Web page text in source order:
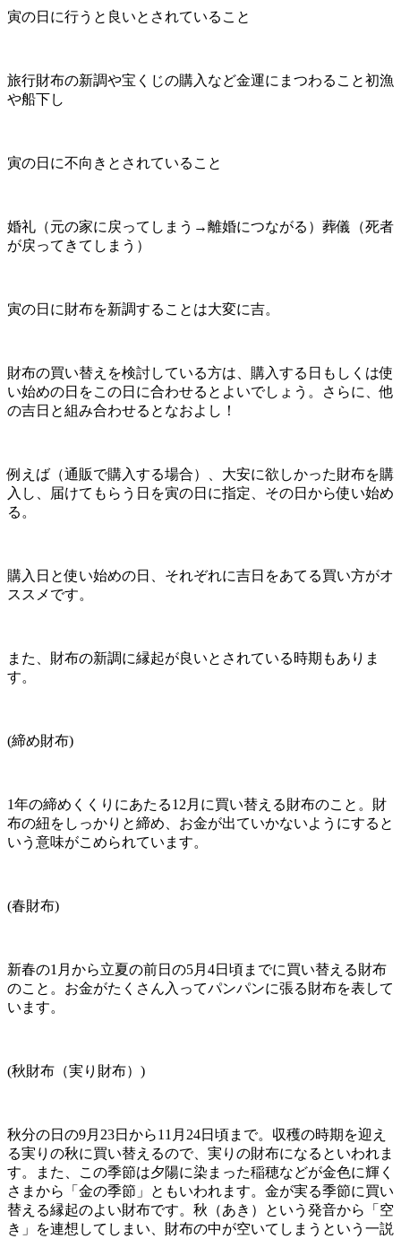
寅の日に行うと良いとされていること
旅行財布の新調や宝くじの購入など金運にまつわること初漁
や船下し
寅の日に不向きとされていること
婚礼（元の家に戻ってしまう→離婚につながる）葬儀（死者
が戻ってきてしまう）
寅の日に財布を新調することは大変に吉。
財布の買い替えを検討している方は、購入する日もしくは使
い始めの日をこの日に合わせるとよいでしょう。さらに、他
の吉日と組み合わせるとなおよし！
例えば（通販で購入する場合）、大安に欲しかった財布を購
入し、届けてもらう日を寅の日に指定、その日から使い始め
る。
購入日と使い始めの日、それぞれに吉日をあてる買い方がオ
ススメです。
また、財布の新調に縁起が良いとされている時期もありま
す。
(締め財布)
1年の締めくくりにあたる12月に買い替える財布のこと。財
布の紐をしっかりと締め、お金が出ていかないようにすると
いう意味がこめられています。
(春財布)
新春の1月から立夏の前日の5月4日頃までに買い替える財布
のこと。お金がたくさん入ってパンパンに張る財布を表して
います。
(秋財布（実り財布）)
秋分の日の9月23日から11月24日頃まで。収穫の時期を迎え
る実りの秋に買い替えるので、実りの財布になるといわれま
す。また、この季節は夕陽に染まった稲穂などが金色に輝く
さまから「金の季節」ともいわれます。金が実る季節に買い
替える縁起のよい財布です。秋（あき）という発音から「空
き」を連想してしまい、財布の中が空いてしまうという一説